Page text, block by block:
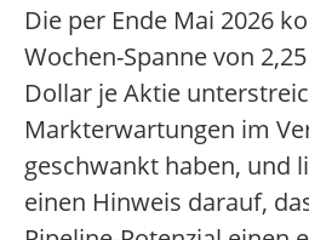
Die per Ende Mai 2026
Wochen-Spanne von
Dollar je Aktie
Markterwartungen im
geschwankt haben, und
einen Hinweis darauf,